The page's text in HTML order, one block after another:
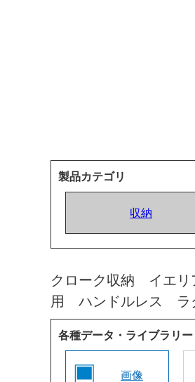
製品カテゴリ
収納
クローク収納 イエ
用 ハンドルレス ラ
各種データ・ライブラリー
画像